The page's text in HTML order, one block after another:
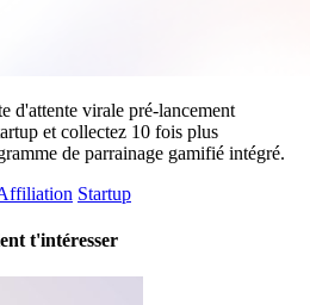
d'attente virale pré-lancement
et collectez 10 fois plus
de parrainage gamifié intégré.
Startup
t'intéresser